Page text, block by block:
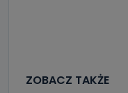
ZOBACZ TAKŻE